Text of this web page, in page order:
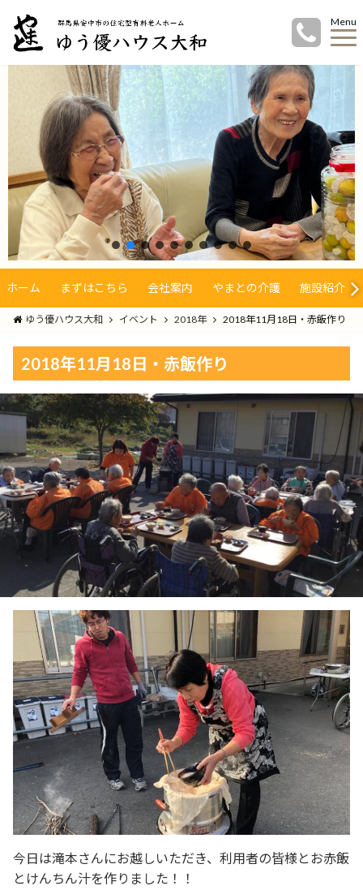
Menu
ホーム まずはこちら 会社案内 やまとの介護 施設紹介
ゆう優ハウス大和 イベント 2018年 2018年11月18日・赤飯作り
2018年11月18日・赤飯作り
今日は滝本さんにお越しいただき、利用者の皆様とお赤飯
とけんちん汁を作りました！！